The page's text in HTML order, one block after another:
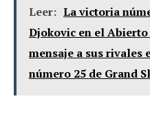
Leer: La victoria
Djokovic en el
mensaje a sus rivales
número 25 de Grand